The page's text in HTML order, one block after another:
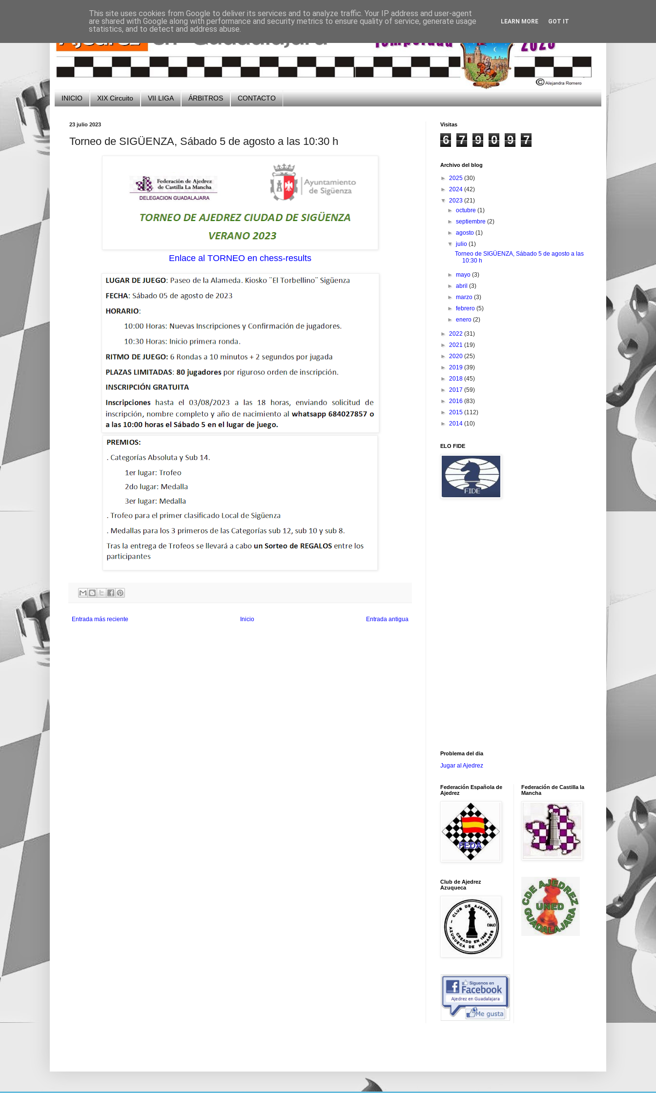
INICIO XIX Circuito VII LIGA ÁRBITROS CONTACTO
23 julio 2023
Torneo de SIGÜENZA, Sábado 5 de agosto a las 10:30 h
Enlace al TORNEO en chess-results
Entrada más reciente Entrada antigua
Inicio
Visitas
6 7 9 0 9 7
Archivo del blog
► 2025 (30)
► 2024 (42)
▼ 2023 (21)
►octubre(1)
►septiembre(2)
►agosto(1)
▼julio(1)
Torneo de SIGÜENZA, Sábado 5 de agosto a las
10:30 h
►mayo(3)
►abril(3)
►marzo(3)
►febrero(5)
►enero(2)
► 2022 (31)
► 2021 (19)
► 2020 (25)
► 2019 (39)
► 2018 (45)
► 2017 (59)
► 2016 (83)
► 2015 (112)
► 2014 (10)
ELO FIDE
Problema del dia
Jugar al Ajedrez
Federación Española de
Ajedrez
Club de Ajedrez
Azuqueca
Federación de Castilla la
Mancha
This site uses cookies from Google to deliver its services and to analyze traffic. Your IP address and user-agent
are shared with Google along with performance and security metrics to ensure quality of service, generate usage
statistics, and to detect and address abuse.
LEARN MORE GOT IT